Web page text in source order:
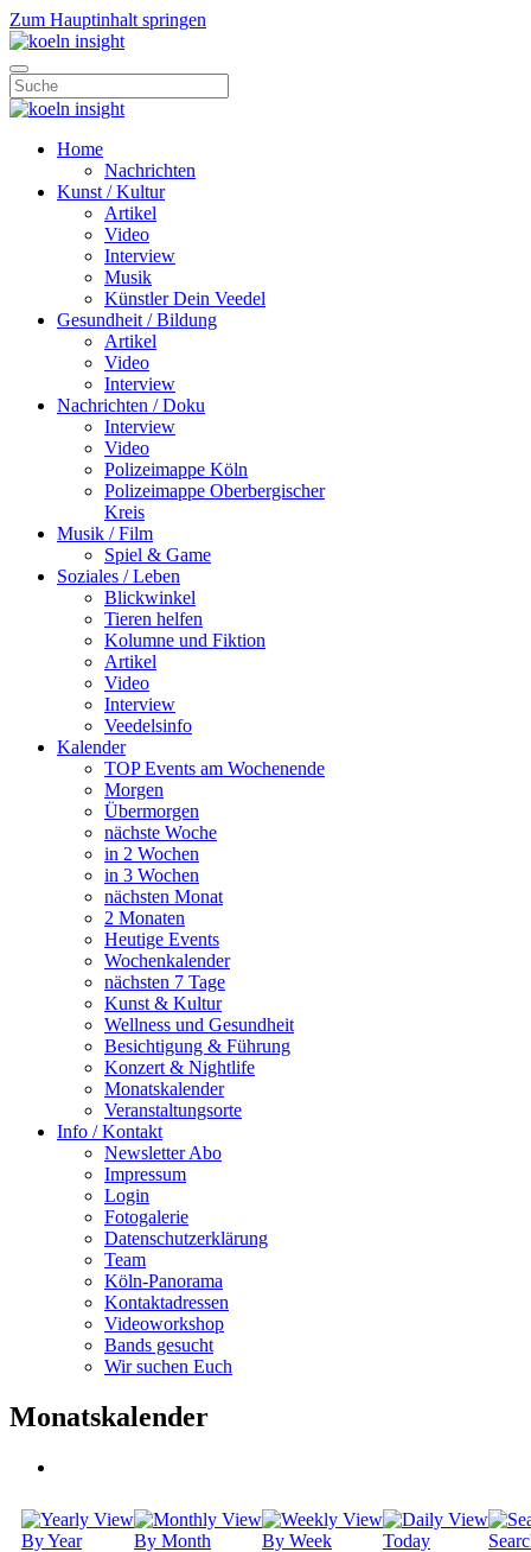
Zum Hauptinhalt springen
Home
Nachrichten
Kunst / Kultur
Artikel
Video
Interview
Musik
Künstler Dein Veedel
Gesundheit / Bildung
Artikel
Video
Interview
Nachrichten / Doku
Interview
Video
Polizeimappe Köln
Polizeimappe Oberbergischer
Kreis
Musik / Film
Spiel & Game
Soziales / Leben
Blickwinkel
Tieren helfen
Kolumne und Fiktion
Artikel
Video
Interview
Veedelsinfo
Kalender
TOP Events am Wochenende
Morgen
Übermorgen
nächste Woche
in 2 Wochen
in 3 Wochen
nächsten Monat
2 Monaten
Heutige Events
Wochenkalender
nächsten 7 Tage
Kunst & Kultur
Wellness und Gesundheit
Besichtigung & Führung
Konzert & Nightlife
Monatskalender
Veranstaltungsorte
Info / Kontakt
Newsletter Abo
Impressum
Login
Fotogalerie
Datenschutzerklärung
Team
Köln-Panorama
Kontaktadressen
Videoworkshop
Bands gesucht
Wir suchen Euch
Monatskalender
By Year By Month By Week Today